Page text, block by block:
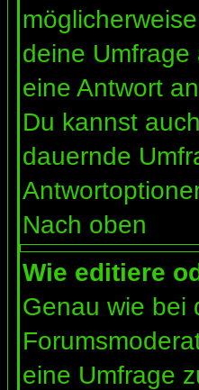
deine
eine Antwort
Du kannst
dauernde
Nach oben
Wie editiere
Genau wie bei
eine Umfrage